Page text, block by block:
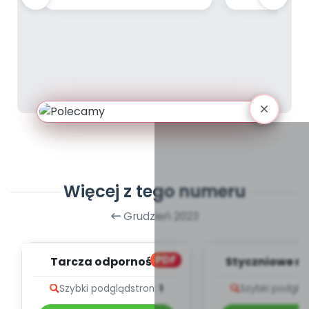
Więcej z tego numeru
Grudzień 2023
PDF
Tarcza odporności
Szybki podglądstron: 1
Styczniowe
Szybki